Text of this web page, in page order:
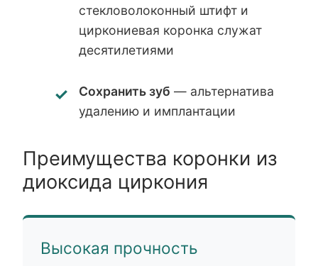
стекловолоконный штифт и
циркониевая коронка служат
десятилетиями
Сохранить зуб — альтернатива
удалению и имплантации
Преимущества коронки из
диоксида циркония
Высокая прочность